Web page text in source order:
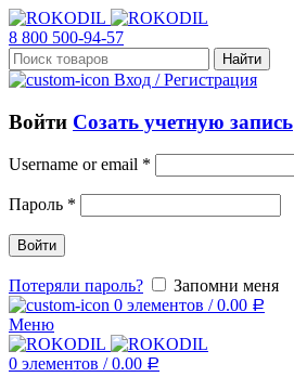
8 800 500-94-57
Найти
Вход / Регистрация
Войти Созать учетную запись
Username or email *
Пароль *
Войти
Потеряли пароль?
Запомни меня
0 элементов / 0.00 Р
Меню
0 элементов / 0.00 Р